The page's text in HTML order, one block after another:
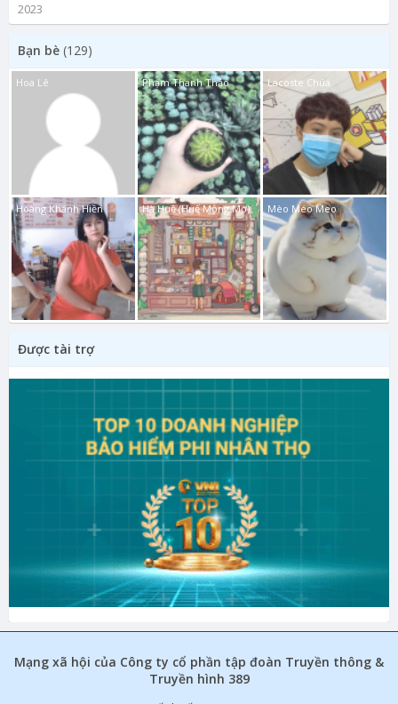
2023
Bạn bè (129)
Hoa Lê Phạm Thanh Thảo Lacoste Chúa
Hoàng Khánh Hiền Hà Huệ (Huế Mộng Mơ) Mèo Méo Meo
Được tài trợ
Mạng xã hội của Công ty cổ phần tập đoàn Truyền thông &
Truyền hình 389